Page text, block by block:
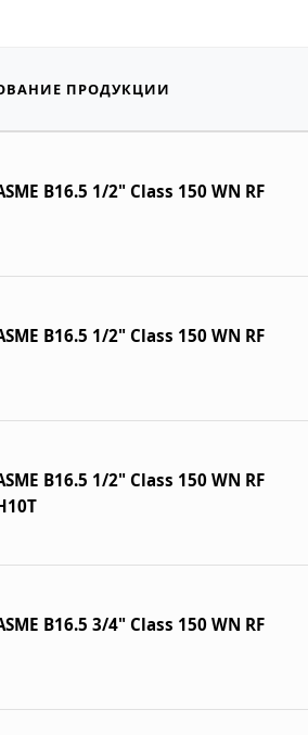
ПРОДУКЦИИ
B16.5 1/2" Class 150 WN RF
B16.5 1/2" Class 150 WN RF
B16.5 1/2" Class 150 WN RF
B16.5 3/4" Class 150 WN RF